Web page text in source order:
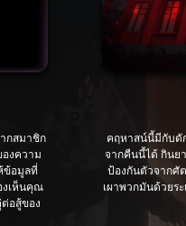
กสมาชิก
องความ
ข้อมูลที่
งเห็นคุณ
อสู้ของ
คฤหาสน์นี้มีกับดั
จากคืนนี้ได้ กินย
ป้องกันตัวจากศั
เผาพวกมันด้วยร